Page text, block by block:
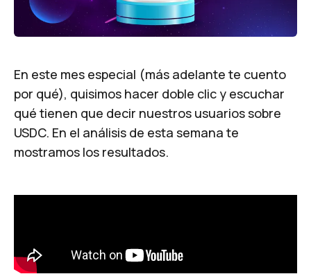
En este mes especial (más adelante te cuento
por qué), quisimos hacer doble clic y escuchar
qué tienen que decir nuestros usuarios sobre
USDC. En el análisis de esta semana te
mostramos los resultados.